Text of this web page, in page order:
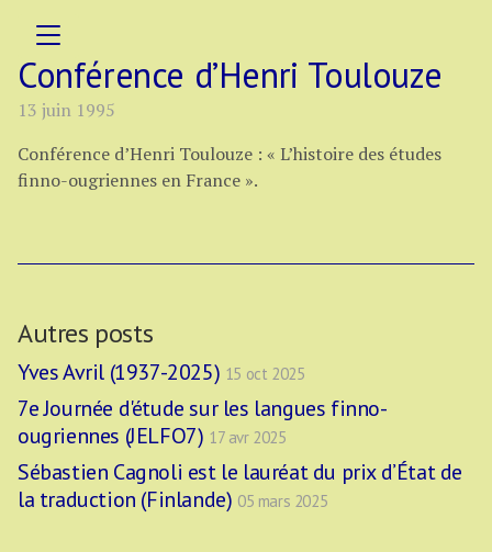
Conférence d’Henri Toulouze
13 juin 1995
Conférence d’Henri Toulouze : « L’histoire des études
finno-ougriennes en France ».
Autres posts
Yves Avril (1937-2025) 15 oct 2025
7e Journée d'étude sur les langues finno-
ougriennes (JELFO7) 17 avr 2025
Sébastien Cagnoli est le lauréat du prix d’État de
la traduction (Finlande) 05 mars 2025